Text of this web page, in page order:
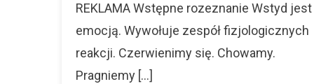
REKLAMA Wstępne rozeznanie Wstyd jest
emocją. Wywołuje zespół fizjologicznych
reakcji. Czerwienimy się. Chowamy.
Pragniemy […]